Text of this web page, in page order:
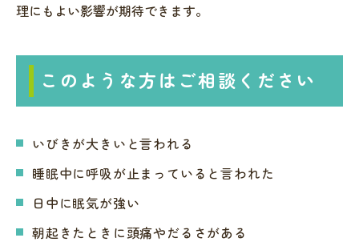
理にもよい影響が期待できます。
このような方はご相談ください
いびきが大きいと言われる
睡眠中に呼吸が止まっていると言われた
日中に眠気が強い
朝起きたときに頭痛やだるさがある